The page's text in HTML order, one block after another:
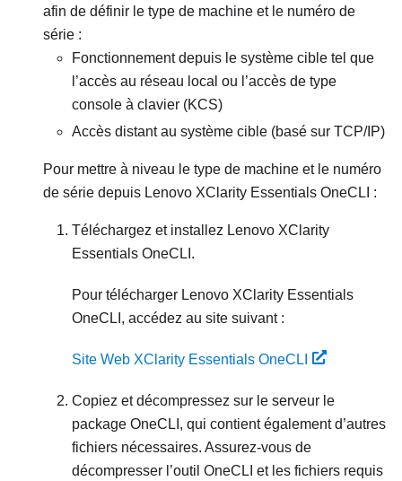
afin de définir le type de machine et le numéro de
série :
Fonctionnement depuis le système cible tel que
l’accès au réseau local ou l’accès de type
console à clavier (KCS)
Accès distant au système cible (basé sur TCP/IP)
Pour mettre à niveau le type de machine et le numéro
de série depuis Lenovo XClarity Essentials OneCLI :
Téléchargez et installez Lenovo XClarity
Essentials OneCLI .
Pour télécharger Lenovo XClarity Essentials
OneCLI , accédez au site suivant :
Site Web XClarity Essentials OneCLI
Copiez et décompressez sur le serveur le
package OneCLI, qui contient également d’autres
fichiers nécessaires. Assurez-vous de
décompresser l’outil OneCLI et les fichiers requis